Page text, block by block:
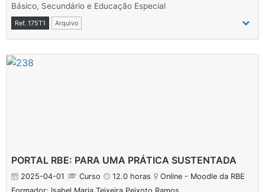
Básico, Secundário e Educação Especial
Ref. 175T1 Arquivo
PORTAL RBE: PARA UMA PRÁTICA SUSTENTADA
2025-04-01 Curso 12.0 horas
Online - Moodle da RBE